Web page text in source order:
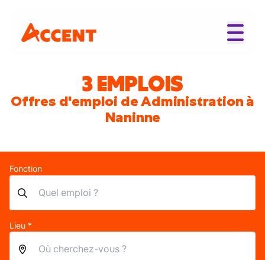
3 EMPLOIS
Offres d'emploi de Administration à
Naninne
Fonction
Lieu *